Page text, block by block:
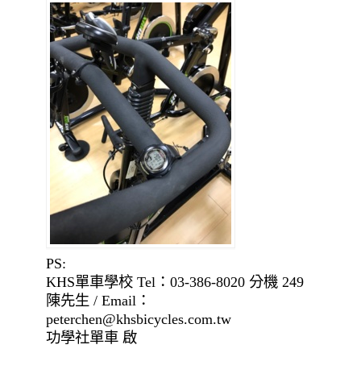
PS:
KHS單車學校 Tel：03-386-8020 分機 249
陳先生 / Email：
peterchen@khsbicycles.com.tw
功學社單車 啟